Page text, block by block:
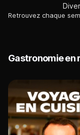
Gastronomie en